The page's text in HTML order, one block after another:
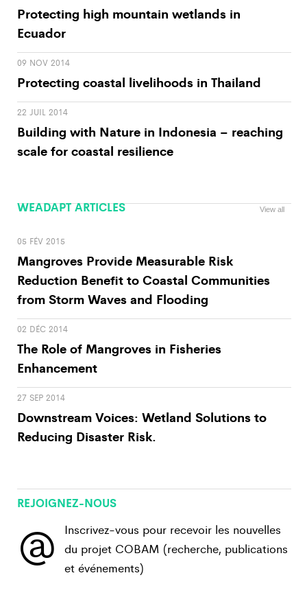
Protecting high mountain wetlands in
Ecuador
09 NOV 2014
Protecting coastal livelihoods in Thailand
22 JUIL 2014
Building with Nature in Indonesia – reaching
scale for coastal resilience
WEADAPT ARTICLES View all
05 FÉV 2015
Mangroves Provide Measurable Risk
Reduction Benefit to Coastal Communities
from Storm Waves and Flooding
02 DÉC 2014
The Role of Mangroves in Fisheries
Enhancement
27 SEP 2014
Downstream Voices: Wetland Solutions to
Reducing Disaster Risk.
REJOIGNEZ-NOUS
@
Inscrivez-vous pour recevoir les nouvelles
du projet COBAM (recherche, publications
et événements)